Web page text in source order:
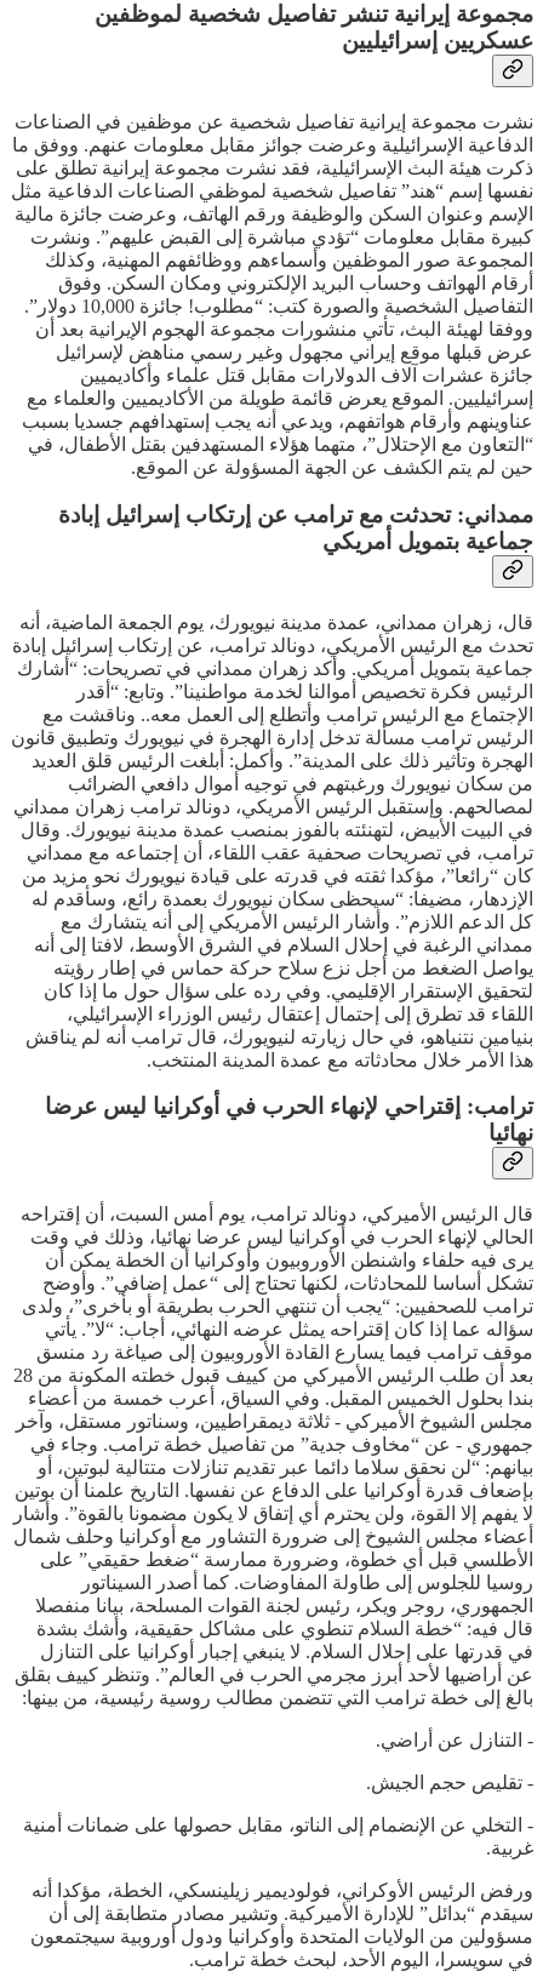
مجموعة إيرانية تنشر تفاصيل شخصية لموظفين
عسكريين إسرائيليين
نشرت مجموعة إيرانية تفاصيل شخصية عن موظفين في الصناعات
الدفاعية الإسرائيلية وعرضت جوائز مقابل معلومات عنهم. ووفق ما
ذكرت هيئة البث الإسرائيلية، فقد نشرت مجموعة إيرانية تطلق على
نفسها إسم “هند” تفاصيل شخصية لموظفي الصناعات الدفاعية مثل
الإسم وعنوان السكن والوظيفة ورقم الهاتف، وعرضت جائزة مالية
كبيرة مقابل معلومات “تؤدي مباشرة إلى القبض عليهم”. ونشرت
المجموعة صور الموظفين وأسماءهم ووظائفهم المهنية، وكذلك
أرقام الهواتف وحساب البريد الإلكتروني ومكان السكن. وفوق
التفاصيل الشخصية والصورة كتب: “مطلوب! جائزة 10,000 دولار”.
ووفقا لهيئة البث، تأتي منشورات مجموعة الهجوم الإيرانية بعد أن
عرض قبلها موقع إيراني مجهول وغير رسمي مناهض لإسرائيل
جائزة عشرات آلاف الدولارات مقابل قتل علماء وأكاديميين
إسرائيليين. الموقع يعرض قائمة طويلة من الأكاديميين والعلماء مع
عناوينهم وأرقام هواتفهم، ويدعي أنه يجب إستهدافهم جسديا بسبب
“التعاون مع الإحتلال”، متهما هؤلاء المستهدفين بقتل الأطفال، في
حين لم يتم الكشف عن الجهة المسؤولة عن الموقع.
ممداني: تحدثت مع ترامب عن إرتكاب إسرائيل إبادة
جماعية بتمويل أمريكي
قال، زهران ممداني، عمدة مدينة نيويورك، يوم الجمعة الماضية، أنه
تحدث مع الرئيس الأمريكي، دونالد ترامب، عن إرتكاب إسرائيل إبادة
جماعية بتمويل أمريكي. وأكد زهران ممداني في تصريحات: “أشارك
الرئيس فكرة تخصيص أموالنا لخدمة مواطنينا”. وتابع: “أقدر
الإجتماع مع الرئيس ترامب وأتطلع إلى العمل معه.. وناقشت مع
الرئيس ترامب مسألة تدخل إدارة الهجرة في نيويورك وتطبيق قانون
الهجرة وتأثير ذلك على المدينة”. وأكمل: أبلغت الرئيس قلق العديد
من سكان نيويورك ورغبتهم في توجيه أموال دافعي الضرائب
لمصالحهم. وإستقبل الرئيس الأمريكي، دونالد ترامب زهران ممداني
في البيت الأبيض، لتهنئته بالفوز بمنصب عمدة مدينة نيويورك. وقال
ترامب، في تصريحات صحفية عقب اللقاء، أن إجتماعه مع ممداني
كان “رائعا”، مؤكدا ثقته في قدرته على قيادة نيويورك نحو مزيد من
الإزدهار، مضيفا: “سيحظى سكان نيويورك بعمدة رائع، وسأقدم له
كل الدعم اللازم”. وأشار الرئيس الأمريكي إلى أنه يتشارك مع
ممداني الرغبة في إحلال السلام في الشرق الأوسط، لافتا إلى أنه
يواصل الضغط من أجل نزع سلاح حركة حماس في إطار رؤيته
لتحقيق الإستقرار الإقليمي. وفي رده على سؤال حول ما إذا كان
اللقاء قد تطرق إلى إحتمال إعتقال رئيس الوزراء الإسرائيلي،
بنيامين نتنياهو، في حال زيارته لنيويورك، قال ترامب أنه لم يناقش
هذا الأمر خلال محادثاته مع عمدة المدينة المنتخب.
ترامب: إقتراحي لإنهاء الحرب في أوكرانيا ليس عرضا
نهائيا
قال الرئيس الأميركي، دونالد ترامب، يوم أمس السبت، أن إقتراحه
الحالي لإنهاء الحرب في أوكرانيا ليس عرضا نهائيا، وذلك في وقت
يرى فيه حلفاء واشنطن الأوروبيون وأوكرانيا أن الخطة يمكن أن
تشكل أساسا للمحادثات، لكنها تحتاج إلى “عمل إضافي”. وأوضح
ترامب للصحفيين: “يجب أن تنتهي الحرب بطريقة أو بأخرى”، ولدى
سؤاله عما إذا كان إقتراحه يمثل عرضه النهائي، أجاب: “لا”. يأتي
موقف ترامب فيما يسارع القادة الأوروبيون إلى صياغة رد منسق
بعد أن طلب الرئيس الأميركي من كييف قبول خطته المكونة من 28
بندا بحلول الخميس المقبل. وفي السياق، أعرب خمسة من أعضاء
مجلس الشيوخ الأميركي - ثلاثة ديمقراطيين، وسناتور مستقل، وآخر
جمهوري - عن “مخاوف جدية” من تفاصيل خطة ترامب. وجاء في
بيانهم: “لن نحقق سلاما دائما عبر تقديم تنازلات متتالية لبوتين، أو
بإضعاف قدرة أوكرانيا على الدفاع عن نفسها. التاريخ علمنا أن بوتين
لا يفهم إلا القوة، ولن يحترم أي إتفاق لا يكون مضمونا بالقوة”. وأشار
أعضاء مجلس الشيوخ إلى ضرورة التشاور مع أوكرانيا وحلف شمال
الأطلسي قبل أي خطوة، وضرورة ممارسة “ضغط حقيقي” على
روسيا للجلوس إلى طاولة المفاوضات. كما أصدر السيناتور
الجمهوري، روجر ويكر، رئيس لجنة القوات المسلحة، بيانا منفصلا
قال فيه: “خطة السلام تنطوي على مشاكل حقيقية، وأشك بشدة
في قدرتها على إحلال السلام. لا ينبغي إجبار أوكرانيا على التنازل
عن أراضيها لأحد أبرز مجرمي الحرب في العالم”. وتنظر كييف بقلق
بالغ إلى خطة ترامب التي تتضمن مطالب روسية رئيسية، من بينها:
- التنازل عن أراضي.
- تقليص حجم الجيش.
- التخلي عن الإنضمام إلى الناتو، مقابل حصولها على ضمانات أمنية
غربية.
ورفض الرئيس الأوكراني، فولوديمير زيلينسكي، الخطة، مؤكدا أنه
سيقدم “بدائل” للإدارة الأميركية. وتشير مصادر متطابقة إلى أن
مسؤولين من الولايات المتحدة وأوكرانيا ودول أوروبية سيجتمعون
في سويسرا، اليوم الأحد، لبحث خطة ترامب.